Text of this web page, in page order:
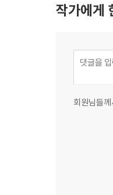
작가에게
회원님들